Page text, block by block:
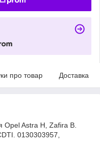
про товар Доставка
Opel Astra H, Zafira B.
0130303957,